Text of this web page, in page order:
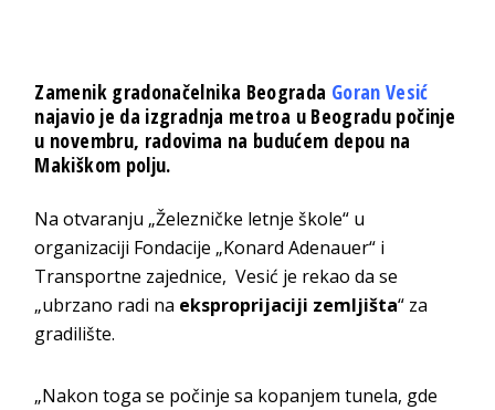
Zamenik gradonačelnika Beograda Goran Vesić
najavio je da izgradnja metroa u Beogradu počinje
u novembru, radovima na budućem depou na
Makiškom polju.
Na otvaranju „Železničke letnje škole“ u
organizaciji Fondacije „Konard Adenauer“ i
Transportne zajednice, Vesić je rekao da se
„ubrzano radi na eksproprijaciji zemljišta“ za
gradilište.
„Nakon toga se počinje sa kopanjem tunela, gde